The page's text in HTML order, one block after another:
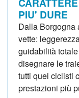
PIU' DURE
Dalla Borgogna
vette:
guidabilità
disegnare le
tutti quei ciclisti
prestazioni più